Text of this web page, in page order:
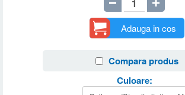
Adauga in cos
Compara produs
Culoare: